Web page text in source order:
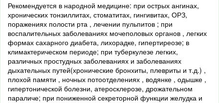
Рекомендуется в народной медицине: при острых ангинах,
хронических тонзиллитах, стоматитах, гингивитах, ОРЗ,
поражениях полости рта , лечении пульпитов ; при
воспалительных заболеваниях мочеполовых органов , легких
формах сахарного диабета, лихорадке, гипертиреозе; в
климактерическом периоде; при туберкулезе легких,
различных простудных заболеваниях и заболеваниях
дыхательных путей(хронические бронхиты, плевриты и т.д.) ,
плохой памяти , ночных потоотделениях , водянке , одышке ,
гипертонической болезни, атеросклерозе, дрожательном
параличе; при пониженной секреторной функции желудка и